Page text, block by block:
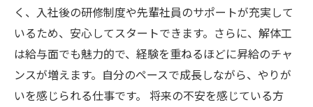
く、入社後の研修制度や先輩社員のサポートが充実して
いるため、安心してスタートできます。さらに、解体工
は給与面でも魅力的で、経験を重ねるほどに昇給のチャ
ンスが増えます。自分のペースで成長しながら、やりが
いを感じられる仕事です。 将来の不安を感じている方